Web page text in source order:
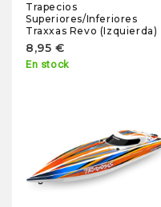
Trapecios
Superiores/Inferiores
Traxxas Revo (Izquierda)
8,95 €
En stock